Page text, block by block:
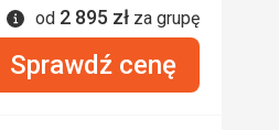
Informacje
od 2 895 zł za grupę
Sprawdź cenę